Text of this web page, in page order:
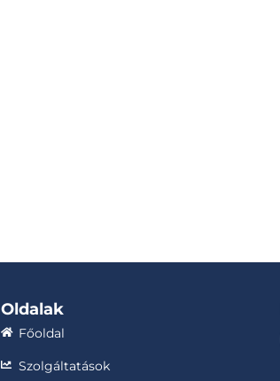
Oldalak
Főoldal
Szolgáltatások